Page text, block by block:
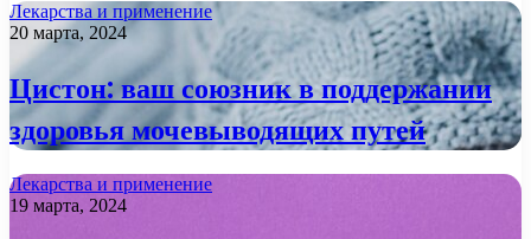
Лекарства и применение
20 марта, 2024
Цистон: ваш союзник в поддержании
здоровья мочевыводящих путей
Лекарства и применение
19 марта, 2024